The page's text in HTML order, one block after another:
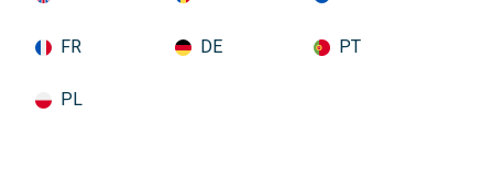
FR DE PT
PL